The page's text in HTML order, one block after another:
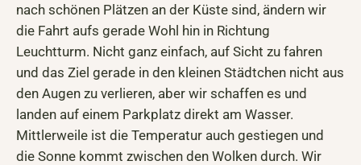
nach schönen Plätzen an der Küste sind, ändern wir
die Fahrt aufs gerade Wohl hin in Richtung
Leuchtturm. Nicht ganz einfach, auf Sicht zu fahren
und das Ziel gerade in den kleinen Städtchen nicht aus
den Augen zu verlieren, aber wir schaffen es und
landen auf einem Parkplatz direkt am Wasser.
Mittlerweile ist die Temperatur auch gestiegen und
die Sonne kommt zwischen den Wolken durch. Wir